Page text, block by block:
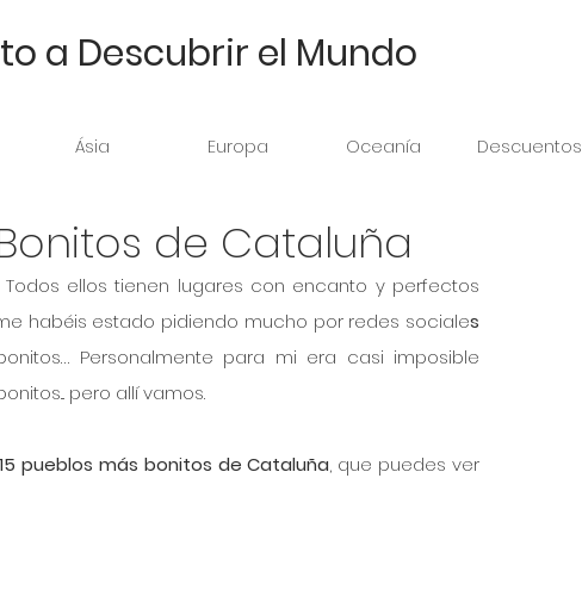
a Descubrir el Mundo
Ásia Europa Oceanía Descuentos
de Cataluña
Todos ellos tienen lugares con encanto y perfectos
habéis estado pidiendo mucho por redes sociales
Personalmente para mi era casi imposible
pero allí vamos.
pueblos más bonitos de Cataluña, que puedes ver